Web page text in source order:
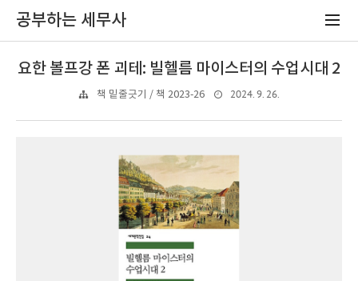
공부하는 세무사
요한 볼프강 폰 괴테: 빌헬름 마이스터의 수업시대 2
책 밑줄긋기 / 책 2023-26 2024. 9. 26.